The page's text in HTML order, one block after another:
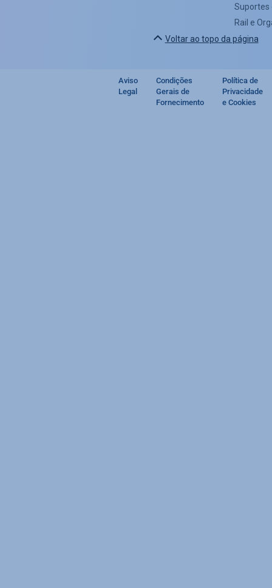
Suportes
Rail e
Voltar ao topo da página
Footer
regulatory
Aviso
Legal
Condições
Gerais de
Fornecimento
Política de
Privacidade
e Cookies